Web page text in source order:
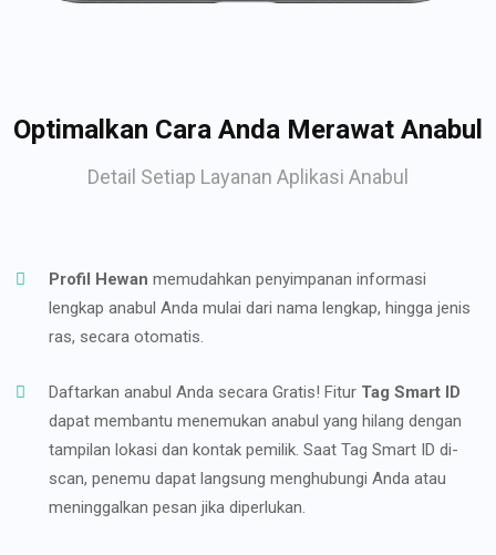
Optimalkan Cara Anda Merawat Anabul
Detail Setiap Layanan Aplikasi Anabul
Profil Hewan memudahkan penyimpanan informasi
lengkap anabul Anda mulai dari nama lengkap, hingga jenis
ras, secara otomatis.
Daftarkan anabul Anda secara Gratis! Fitur Tag Smart ID
dapat membantu menemukan anabul yang hilang dengan
tampilan lokasi dan kontak pemilik. Saat Tag Smart ID di-
scan, penemu dapat langsung menghubungi Anda atau
meninggalkan pesan jika diperlukan.